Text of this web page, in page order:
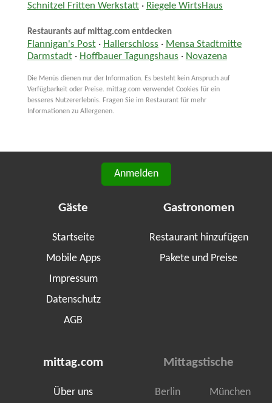
Schnitzel Fritten Werkstatt· Riegele WirtsHaus
Restaurants auf mittag.com entdecken
Flannigan's Post· Hallerschloss · Mensa Stadtmitte
Darmstadt· Hoffbauer Tagungshaus · Novazena
Die Menüs dienen nur der Information. Es besteht kein Anspruch auf
Verfügbarkeit oder Preise. mittag.com verwendet Cookies für ein
besseres Nutzererlebnis. Fragen Sie im Restaurant für mehr
Informationen zu Allergenen.
Anmelden
Gäste
Startseite
Mobile Apps
Impressum
Datenschutz
AGB
Gastronomen
Restaurant hinzufügen
Pakete und Preise
mittag.com
Über uns
Mittagstische
Berlin
München